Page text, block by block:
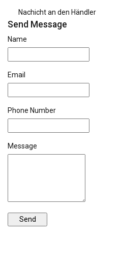
Nachicht an den Händler
Send Message
Name
Email
Phone Number
Message